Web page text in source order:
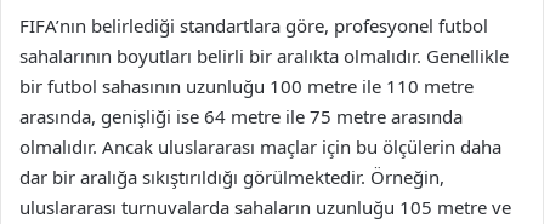
FIFA’nın belirlediği standartlara göre, profesyonel futbol
sahalarının boyutları belirli bir aralıkta olmalıdır. Genellikle
bir futbol sahasının uzunluğu 100 metre ile 110 metre
arasında, genişliği ise 64 metre ile 75 metre arasında
olmalıdır. Ancak uluslararası maçlar için bu ölçülerin daha
dar bir aralığa sıkıştırıldığı görülmektedir. Örneğin,
uluslararası turnuvalarda sahaların uzunluğu 105 metre ve